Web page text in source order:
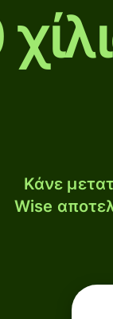
Κάνε
Wise